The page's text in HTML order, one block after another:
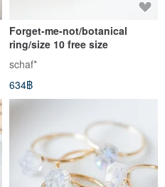
Forget-me-not/botanical
ring/size 10 free size
schaf*
634฿